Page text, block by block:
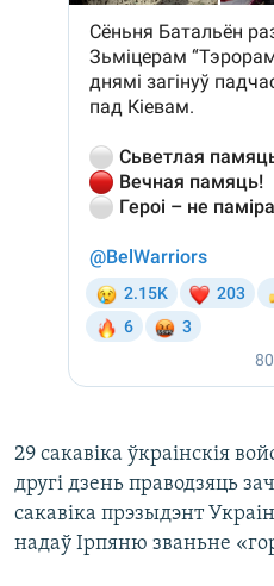
29 сакавіка ўкраінскія
другі дзень праводзяць
сакавіка прэзыдэнт
надаў Ірпяню званьне